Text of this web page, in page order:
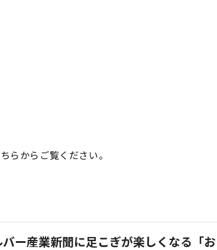
らからご覧ください。
ー産業新聞に足こぎが楽しくなる「